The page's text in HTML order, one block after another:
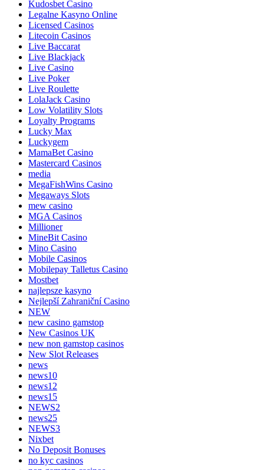
Kudosbet Casino
Legalne Kasyno Online
Licensed Casinos
Litecoin Casinos
Live Baccarat
Live Blackjack
Live Casino
Live Poker
Live Roulette
LolaJack Casino
Low Volatility Slots
Loyalty Programs
Lucky Max
Luckygem
MamaBet Casino
Mastercard Casinos
media
MegaFishWins Casino
Megaways Slots
mew casino
MGA Casinos
Millioner
MineBit Casino
Mino Casino
Mobile Casinos
Mobilepay Talletus Casino
Mostbet
najlepsze kasyno
Nejlepší Zahraniční Casino
NEW
new casino gamstop
New Casinos UK
new non gamstop casinos
New Slot Releases
news
news10
news12
news15
NEWS2
news25
NEWS3
Nixbet
No Deposit Bonuses
no kyc casinos